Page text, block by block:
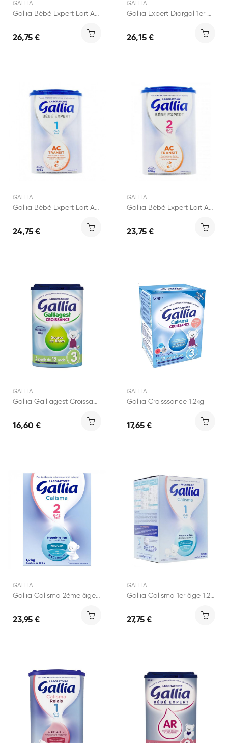
GALLIA
Gallia Bébé Expert Lait AR 2ème Age boite 800g
26,75 €
GALLIA
Gallia Expert Diargal 1er âge 800g
26,15 €
GALLIA
Gallia Bébé Expert Lait Action Coliques 1er âge...
24,75 €
GALLIA
Gallia Bébé Expert Lait Action Coliques 2ème...
23,75 €
GALLIA
Gallia Galliagest Croissance 800g
16,60 €
GALLIA
Gallia Croisssance 1.2kg
17,65 €
GALLIA
Gallia Calisma 2ème âge 1.2kg
23,95 €
GALLIA
Gallia Calisma 1er âge 1.2kg
27,75 €